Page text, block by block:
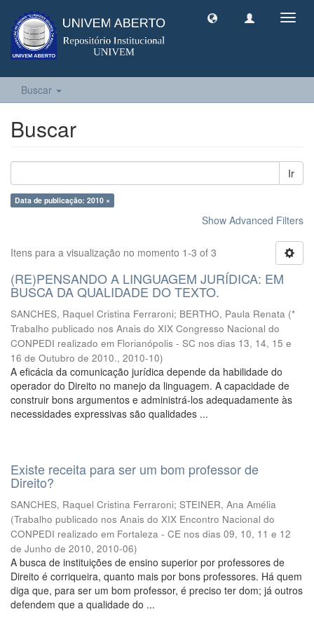
Buscar
Buscar
Ir
Data de publicação: 2010 ×
Show Advanced Filters
Itens para a visualização no momento 1-3 of 3
(RE)PENSANDO A LINGUAGEM JURÍDICA: EM
BUSCA DA QUALIDADE DO TEXTO.
SANCHES, Raquel Cristina Ferraroni; BERTHO, Paula Renata (*
Trabalho publicado nos Anais do XIX Congresso Nacional do
CONPEDI realizado em Florianópolis - SC nos dias 13, 14, 15 e
16 de Outubro de 2010., 2010-10)
A eficácia da comunicação jurídica depende da habilidade do
operador do Direito no manejo da linguagem. A capacidade de
construir bons argumentos e administrá-los adequadamente às
necessidades expressivas são qualidades ...
Existe receita para ser um bom professor de
Direito?
SANCHES, Raquel Cristina Ferraroni; STEINER, Ana Amélia
(Trabalho publicado nos Anais do XIX Encontro Nacional do
CONPEDI realizado em Fortaleza - CE nos dias 09, 10, 11 e 12
de Junho de 2010, 2010-06)
A busca de instituições de ensino superior por professores de
Direito é corriqueira, quanto mais por bons professores. Há quem
diga que, para ser um bom professor, é preciso ter dom; já outros
defendem que a qualidade do ...